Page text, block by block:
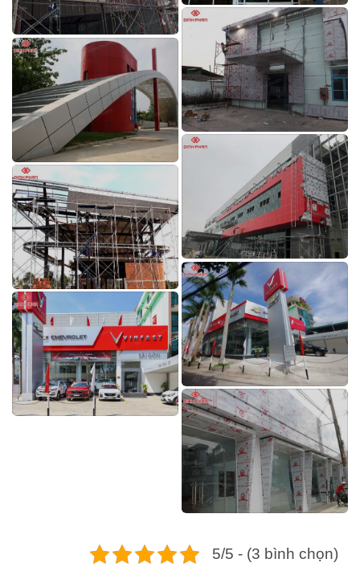
5/5 - (3 bình chọn)